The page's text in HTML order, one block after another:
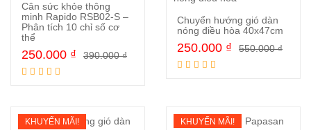
Cân sức khỏe thông
minh Rapido RSB02-S –
Phân tích 10 chỉ số cơ
thể
390.000₫
250.000 ₫
Chuyển hướng gió dàn
nóng điều hòa 40x47cm
550.000₫
250.000 ₫
KHUYẾN MÃI! KHUYẾN MÃI!